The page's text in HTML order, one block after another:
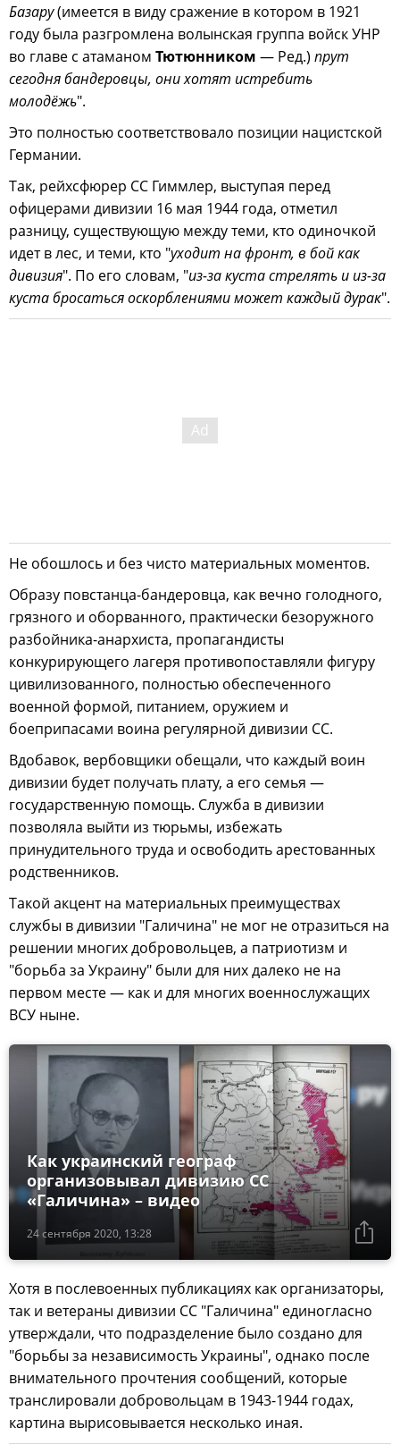
Базару(имеется в виду сражение в котором в 1921
году была разгромлена волынская группа войск УНР
во главе с атаманом Тютюнником — Ред.) прут
сегодня бандеровцы, они хотят истребить
молодёжь".
Это полностью соответствовало позиции нацистской
Германии.
Так, рейхсфюрер СС Гиммлер, выступая перед
офицерами дивизии 16 мая 1944 года, отметил
разницу, существующую между теми, кто одиночкой
идет в лес, и теми, кто "уходит на фронт, в бой как
дивизия". По его словам, "из-за куста стрелять и из-за
куста бросаться оскорблениями может каждый дурак".
Не обошлось и без чисто материальных моментов.
Образу повстанца-бандеровца, как вечно голодного,
грязного и оборванного, практически безоружного
разбойника-анархиста, пропагандисты
конкурирующего лагеря противопоставляли фигуру
цивилизованного, полностью обеспеченного
военной формой, питанием, оружием и
боеприпасами воина регулярной дивизии СС.
Вдобавок, вербовщики обещали, что каждый воин
дивизии будет получать плату, а его семья —
государственную помощь. Служба в дивизии
позволяла выйти из тюрьмы, избежать
принудительного труда и освободить арестованных
родственников.
Такой акцент на материальных преимуществах
службы в дивизии "Галичина" не мог не отразиться на
решении многих добровольцев, а патриотизм и
"борьба за Украину" были для них далеко не на
первом месте — как и для многих военнослужащих
ВСУ ныне.
24 сентября 2020, 13:28
Как украинский географ
организовывал дивизию СС
«Галичина» – видео
Хотя в послевоенных публикациях как организаторы,
так и ветераны дивизии СС "Галичина" единогласно
утверждали, что подразделение было создано для
"борьбы за независимость Украины", однако после
внимательного прочтения сообщений, которые
транслировали добровольцам в 1943-1944 годах,
картина вырисовывается несколько иная.